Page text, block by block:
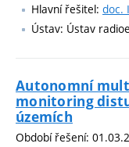
Hlavní řešitel: doc.
Ústav: Ústav
Autonomní
monitoring
územích
Období řešení: